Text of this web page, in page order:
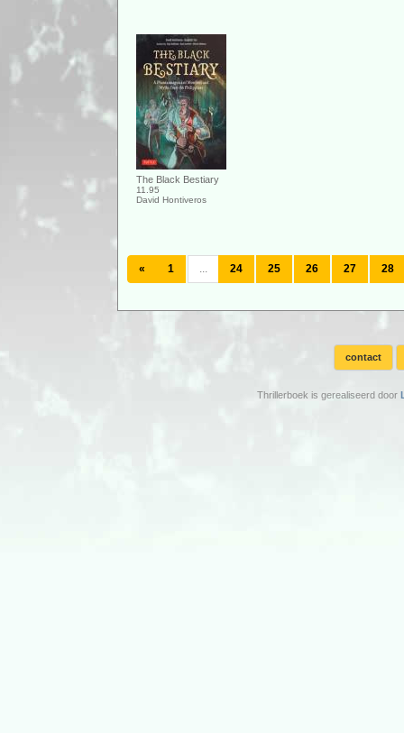
The Black Bestiary
11.95
David Hontiveros
« 1 ... 24 25 26 27 28
contact
Thrillerboek is gerealiseerd door